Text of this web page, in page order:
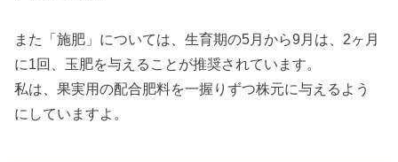
また「施肥」については、生育期の5月から9月は、2ヶ月
に1回、玉肥を与えることが推奨されています。
私は、果実用の配合肥料を一握りずつ株元に与えるよう
にしていますよ。